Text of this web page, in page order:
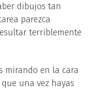
dibujos tan
parezca
terriblemente
mirando en la cara
una vez hayas